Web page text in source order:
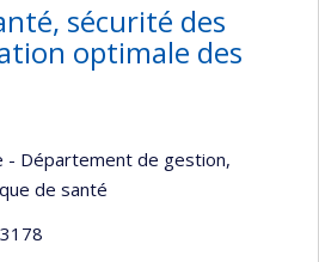
sécurité des
optimale des
- Département de gestion,
de santé